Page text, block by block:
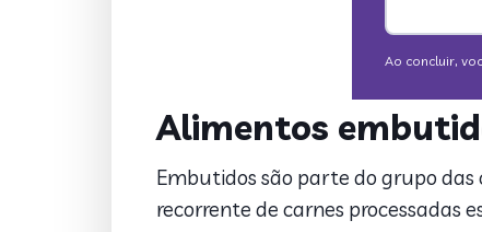
Alimentos
Embutidos são parte do grupo das
recorrente de carnes processadas